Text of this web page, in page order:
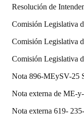
Constitución
Carta Orgánica 2007
Reglamento Interno
DOCUMENTOS
Resolución de
Comisión Legislativa
Comisión Legislativa
Comisión Legislativa
Nota 896-MEySV-25
Nota externa de ME-
Nota externa 619-